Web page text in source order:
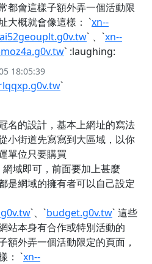
都會這樣子額外弄一個活動限
大概就會像這樣： `xn--
` 、`xn--
` :laughing:
18:05:39
`
名的設計，基本上網址的寫法
小街道先寫寫到大區域，以你
單位只要購買
網域即可，前面要加上甚麼
是網域的擁有者可以自己設定
`、`budget.g0v.tw` 這些
站本身有合作或特別活動的
額外弄一個活動限定的頁面，
： `xn--